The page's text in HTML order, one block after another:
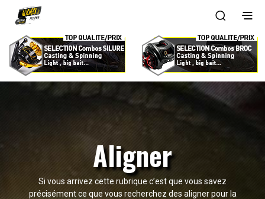
Aligner
Si vous arrivez cette rubrique c’est que vous savez
précisément ce que vous recherchez des aligner pour la